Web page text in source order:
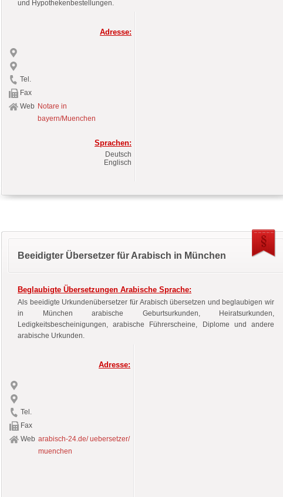
und Hypothekenbestellungen.
Adresse:
Tel.
Fax
Web Notare in
bayern/Muenchen
Sprachen:
Deutsch
Englisch
Beeidigter Übersetzer für Arabisch in München
Beglaubigte Übersetzungen Arabische Sprache:
Als beeidigte Urkundenübersetzer für Arabisch übersetzen und beglaubigen wir
in München arabische Geburtsurkunden, Heiratsurkunden,
Ledigkeitsbescheinigungen, arabische Führerscheine, Diplome und andere
arabische Urkunden.
Adresse:
Tel.
Fax
Web arabisch-24.de/ uebersetzer/
muenchen